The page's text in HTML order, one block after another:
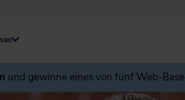
und gewinne eines von fünf Web-